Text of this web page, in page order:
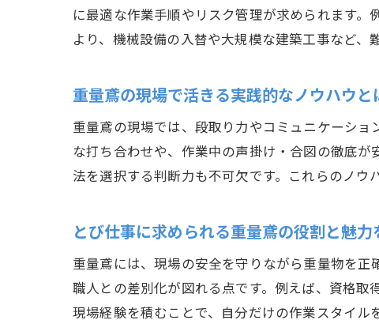
に最適な作業手順やリスク管理が求められます
より、機械設備の入替や大規模な建築工事など、
重量鳶の現場で活きる実践的なノウハウと
重量鳶の現場では、段取り力やコミュニケーシ
な打ち合わせや、作業中の声掛け・合図の徹底
法を選択する判断力も不可欠です。これらのノウ
とび仕事に求められる重量鳶の役割と魅力
重量鳶には、現場の安全を守りながら重量物を
職人との差別化が図れる点です。例えば、資格
現場経験を積むことで、自分だけの作業スタイル